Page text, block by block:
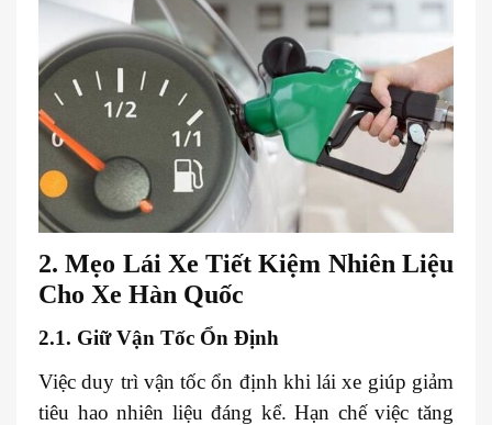
2. Mẹo Lái Xe Tiết Kiệm Nhiên Liệu
Cho Xe Hàn Quốc
2.1. Giữ Vận Tốc Ổn Định
Việc duy trì vận tốc ổn định khi lái xe giúp giảm
tiêu hao nhiên liệu đáng kể. Hạn chế việc tăng